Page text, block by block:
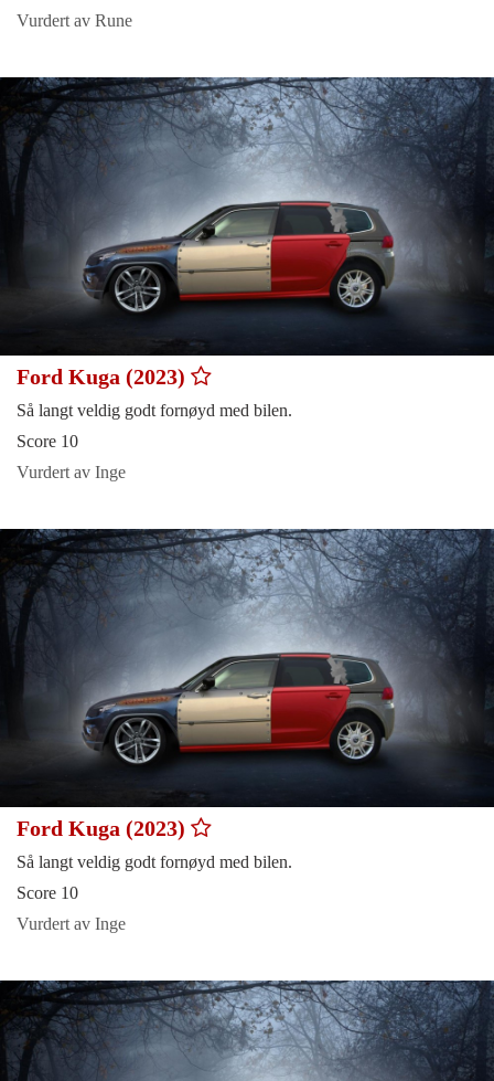
Vurdert av Rune
Ford Kuga (2023)
Så langt veldig godt fornøyd med bilen.
Score 10
Vurdert av Inge
Ford Kuga (2023)
Så langt veldig godt fornøyd med bilen.
Score 10
Vurdert av Inge